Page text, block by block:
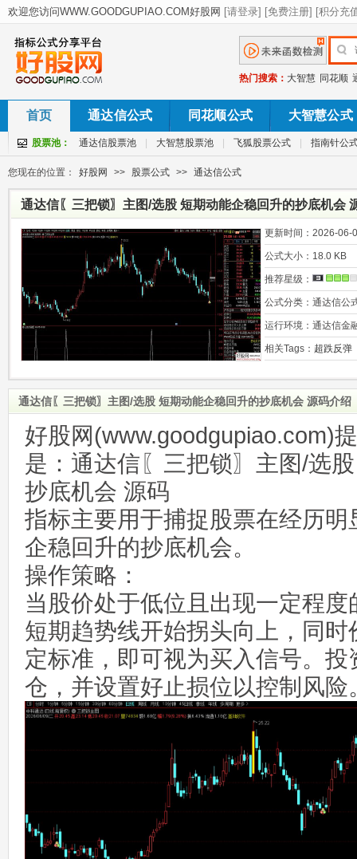
热门搜索： 大智慧 同花顺
首页 通达信公式 同花顺公式 大智慧公式
股票池： 通达信股票池 大智慧股票池 飞狐股票公式 指南针公
您现在的位置： 好股网 >> 股票公式 >> 通达信公式
通达信〖三把锁〗主图/选股 短期动能企稳回升的抄底机会
更新时间： 2026-06-
公式大小： 18.0 KB
推荐星级：
公式分类： 通达信公
运行环境： 通达信金
相关Tags： 超跌反弹
通达信〖三把锁〗主图/选股 短期动能企稳回升的抄底机会 源码介绍
好股网(www.goodgupiao.com)
是：通达信〖三把锁〗主图/选
抄底机会 源码
指标主要用于捕捉股票在经历
企稳回升的抄底机会。
操作策略：
当股价处于低位且出现一定程
短期趋势线开始拐头向上，同
定标准，即可视为买入信号。
仓，并设置好止损位以控制风险